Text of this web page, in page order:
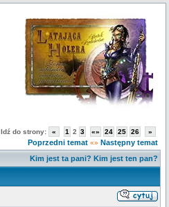
Idź do strony: « 1 2 3 «» 24 25 26 »
Poprzedni temat «» Następny temat
Kim jest ta pani? Kim jest ten pan?